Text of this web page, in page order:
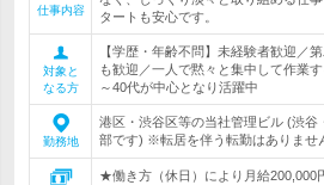
仕事内容
タートも安心です。
対象と
なる方
【学歴・年齢不問】未経験者歓迎／
も歓迎／一人で黙々と集中して作業
～40代が中心となり活躍中
勤務地
港区・渋谷区等の当社管理ビル (渋谷
部です) ※転居を伴う転勤はありませ
★働き方（休日）により月給200,000